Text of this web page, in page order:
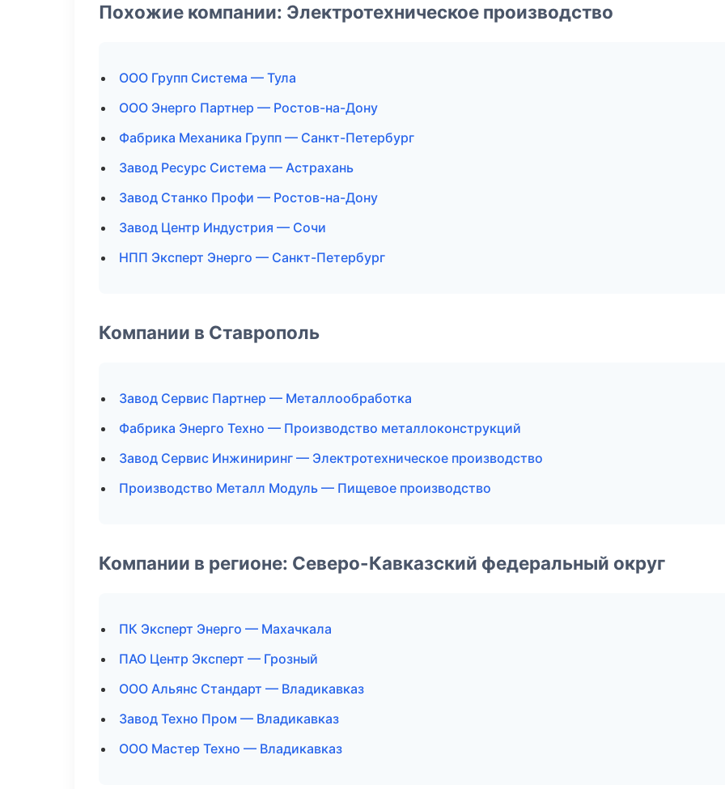
Похожие компании: Электротехническое производство
ООО Групп Система — Тула
ООО Энерго Партнер — Ростов-на-Дону
Фабрика Механика Групп — Санкт-Петербург
Завод Ресурс Система — Астрахань
Завод Станко Профи — Ростов-на-Дону
Завод Центр Индустрия — Сочи
НПП Эксперт Энерго — Санкт-Петербург
Компании в Ставрополь
Завод Сервис Партнер — Металлообработка
Фабрика Энерго Техно — Производство металлоконструкций
Завод Сервис Инжиниринг — Электротехническое производство
Производство Металл Модуль — Пищевое производство
Компании в регионе: Северо-Кавказский федеральный округ
ПК Эксперт Энерго — Махачкала
ПАО Центр Эксперт — Грозный
ООО Альянс Стандарт — Владикавказ
Завод Техно Пром — Владикавказ
ООО Мастер Техно — Владикавказ